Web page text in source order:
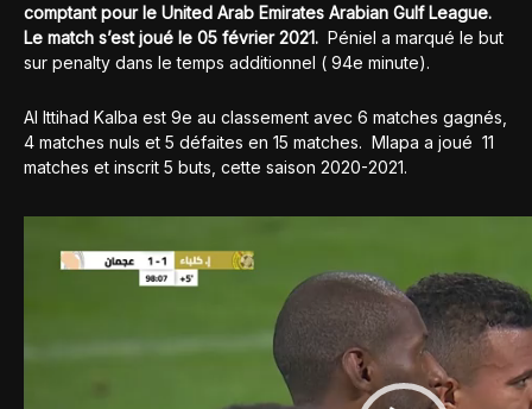
comptant pour le United Arab Emirates Arabian Gulf League.
Le match s’est joué le 05 février 2021. Péniel a marqué le but
sur penalty dans le temps additionnel ( 94e minute).
Al Ittihad Kalba est 9e au classement avec 6 matches gagnés,
4 matches nuls et 5 défaites en 15 matches. Mlapa a joué 11
matches et inscrit 5 buts, cette saison 2020-2021.
vidéo